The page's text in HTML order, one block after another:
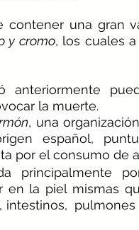
contener una gran
y cromo, los cuales
anteriormente
la muerte.
, una
español,
por el consumo de
principalmente
en la piel mismas